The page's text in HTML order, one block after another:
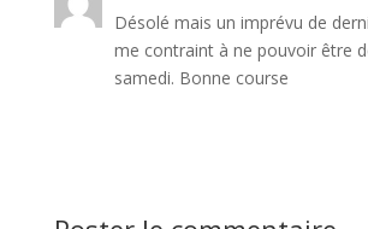
Désolé mais un imprévu de
me contraint à ne pouvoir être
samedi. Bonne course